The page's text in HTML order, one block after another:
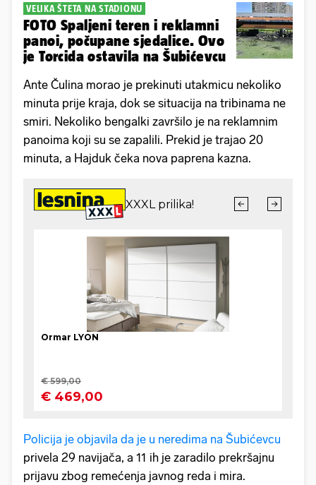
VELIKA ŠTETA NA STADIONU
FOTO Spaljeni teren i reklamni
panoi, počupane sjedalice. Ovo
je Torcida ostavila na Šubićevcu
Ante Čulina morao je prekinuti utakmicu nekoliko
minuta prije kraja, dok se situacija na tribinama ne
smiri. Nekoliko bengalki završilo je na reklamnim
panoima koji su se zapalili. Prekid je trajao 20
minuta, a Hajduk čeka nova paprena kazna.
Policija je objavila da je u neredima na Šubićevcu
privela 29 navijača, a 11 ih je zaradilo prekršajnu
prijavu zbog remećenja javnog reda i mira.